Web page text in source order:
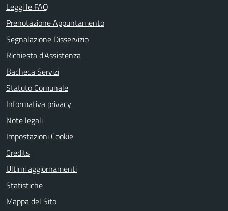
Leggi le FAQ
Prenotazione Appuntamento
Segnalazione Disservizio
Richiesta d'Assistenza
Bacheca Servizi
Statuto Comunale
Informativa privacy
Note legali
Impostazioni Cookie
Credits
Ultimi aggiornamenti
Statistiche
Mappa del Sito